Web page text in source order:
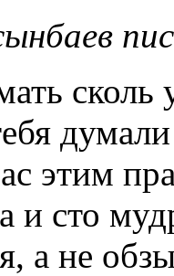
сколь
этим
и сто
а не